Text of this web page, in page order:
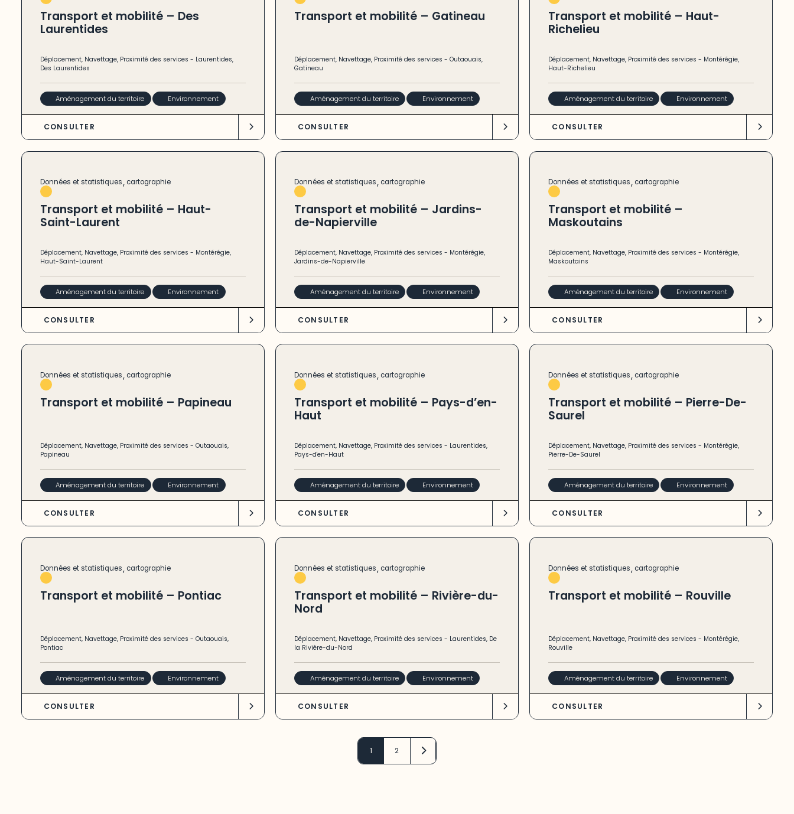
Transport et mobilité – Des
Laurentides
Déplacement, Navettage, Proximité des services - Laurentides,
Des Laurentides
Aménagement du territoire Environnement
CONSULTER
Transport et mobilité – Gatineau
Déplacement, Navettage, Proximité des services -Outaouais,
Gatineau
Aménagement du territoire Environnement
CONSULTER
Transport et mobilité – Haut-
Richelieu
Déplacement, Navettage, Proximité des services - Montérégie,
Haut-Richelieu
Aménagement du territoire Environnement
CONSULTER
Données et statistiques, cartographie
Transport et mobilité – Haut-
Saint-Laurent
Déplacement, Navettage, Proximité des services - Montérégie,
Haut-Saint-Laurent
Aménagement du territoire Environnement
CONSULTER
Données et statistiques, cartographie
Transport et mobilité – Jardins-
de-Napierville
Déplacement, Navettage, Proximité des services - Montérégie,
Jardins-de-Napierville
Aménagement du territoire Environnement
CONSULTER
Données et statistiques, cartographie
Transport et mobilité –
Maskoutains
Déplacement, Navettage, Proximité des services - Montérégie,
Maskoutains
Aménagement du territoire Environnement
CONSULTER
Données et statistiques, cartographie
Transport et mobilité – Papineau
Déplacement, Navettage, Proximité des services - Outaouais,
Papineau
Aménagement du territoire Environnement
CONSULTER
Données et statistiques, cartographie
Transport et mobilité – Pays-d’en-
Haut
Déplacement, Navettage, Proximité des services - Laurentides,
Pays-d'en-Haut
Aménagement du territoire Environnement
CONSULTER
Données et statistiques, cartographie
Transport et mobilité – Pierre-De-
Saurel
Déplacement, Navettage, Proximité des services - Montérégie,
Pierre-De-Saurel
Aménagement du territoire Environnement
CONSULTER
Données et statistiques, cartographie
Transport et mobilité – Pontiac
Déplacement, Navettage, Proximité des services - Outaouais,
Pontiac
Aménagement du territoire Environnement
CONSULTER
Données et statistiques, cartographie
Transport et mobilité – Rivière-du-
Nord
Déplacement, Navettage, Proximité des services - Laurentides, De
la Rivière-du-Nord
Aménagement du territoire Environnement
CONSULTER
Données et statistiques, cartographie
Transport et mobilité – Rouville
Déplacement, Navettage, Proximité des services - Montérégie,
Rouville
Aménagement du territoire Environnement
CONSULTER
1 2